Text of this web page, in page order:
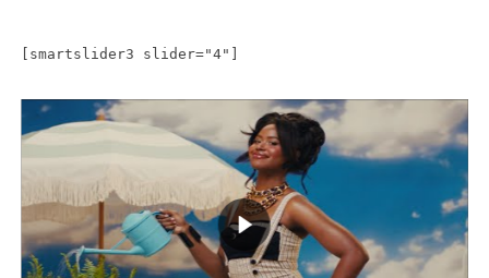
[smartslider3 slider="4"]